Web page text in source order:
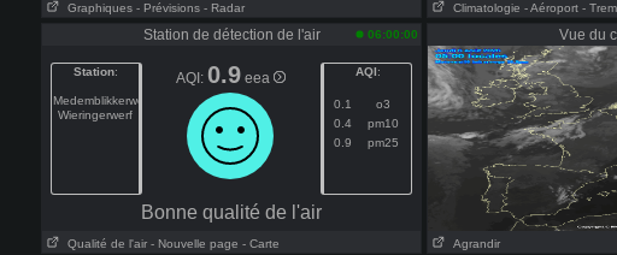
Graphiques - Prévisions - Radar Climatologie - Aéroport -
Station de détection de l'air 06:00:00
Station:
Medemblikkerweg
Wieringerwerf
AQI: 0.9 eea AQI:
0.1
o3
0.4
pm10
0.9
pm25
Bonne qualité de l'air
Qualité de l'air - Nouvelle page - Carte
Vue du
Agrandir